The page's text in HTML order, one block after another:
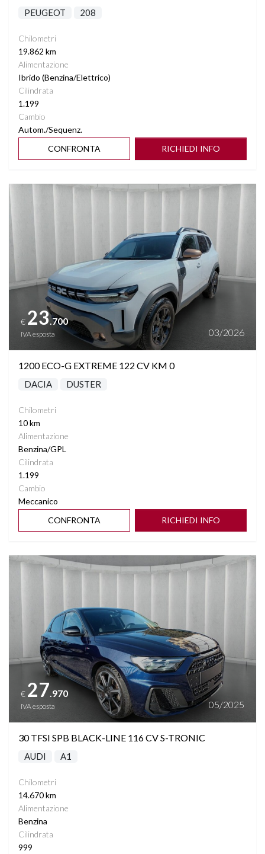
PEUGEOT 208
Chilometri
19.862 km
Alimentazione
Ibrido (Benzina/Elettrico)
Cilindrata
1.199
Cambio
Autom./Sequenz.
CONFRONTA
RICHIEDI INFO
Vedi dettagli
€ 23.700
IVA esposta 03/2026
1200 ECO-G EXTREME 122 CV KM 0
DACIA DUSTER
Chilometri
10 km
Alimentazione
Benzina/GPL
Cilindrata
1.199
Cambio
Meccanico
CONFRONTA
RICHIEDI INFO
Vedi dettagli
€ 27 .970
IVA esposta 05/2025
30 TFSI SPB BLACK-LINE 116 CV S-TRONIC
AUDI A1
Chilometri
14.670 km
Alimentazione
Benzina
Cilindrata
999